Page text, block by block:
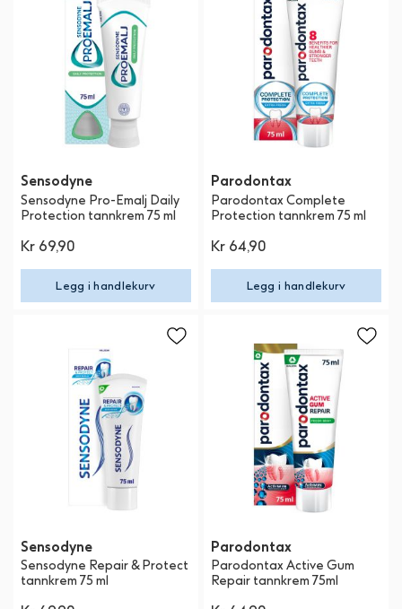
Sensodyne
Sensodyne Pro-Emalj Daily
Protection tannkrem 75 ml
Kr 69,90
Legg i handlekurv
Parodontax
Parodontax Complete
Protection tannkrem 75 ml
Kr 64,90
Legg i handlekurv
Sensodyne
Sensodyne Repair & Protect
tannkrem 75 ml
Parodontax
Parodontax Active Gum
Repair tannkrem 75ml